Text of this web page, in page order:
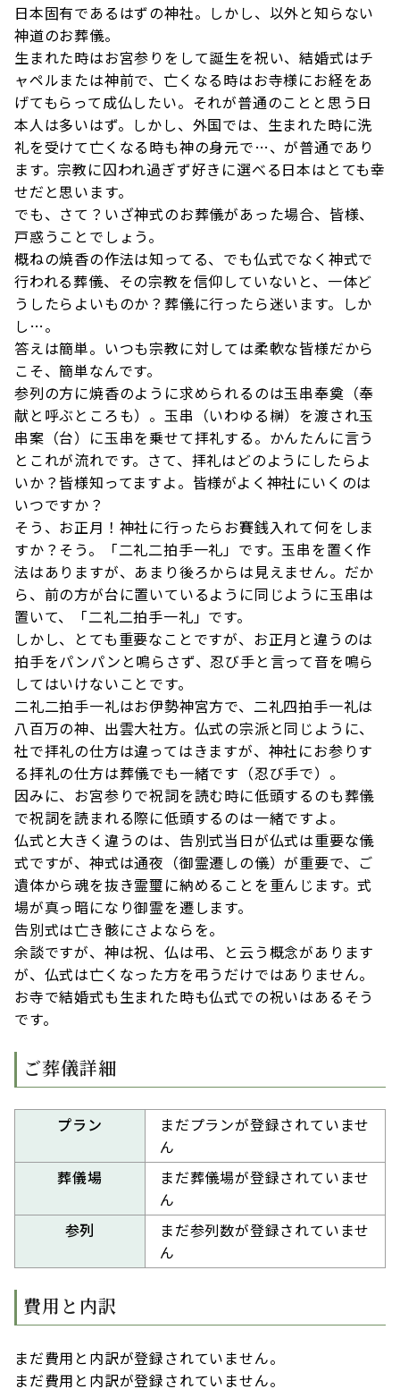
日本固有であるはずの神社。しかし、以外と知らない
神道のお葬儀。
生まれた時はお宮参りをして誕生を祝い、結婚式はチ
ャペルまたは神前で、亡くなる時はお寺様にお経をあ
げてもらって成仏したい。それが普通のことと思う日
本人は多いはず。しかし、外国では、生まれた時に洗
礼を受けて亡くなる時も神の身元で…、が普通であり
ます。宗教に囚われ過ぎず好きに選べる日本はとても幸
せだと思います。
でも、さて？いざ神式のお葬儀があった場合、皆様、
戸惑うことでしょう。
概ねの焼香の作法は知ってる、でも仏式でなく神式で
行われる葬儀、その宗教を信仰していないと、一体ど
うしたらよいものか？葬儀に行ったら迷います。しか
し…。
答えは簡単。いつも宗教に対しては柔軟な皆様だから
こそ、簡単なんです。
参列の方に焼香のように求められるのは玉串奉奠（奉
献と呼ぶところも）。玉串（いわゆる榊）を渡され玉
串案（台）に玉串を乗せて拝礼する。かんたんに言う
とこれが流れです。さて、拝礼はどのようにしたらよ
いか？皆様知ってますよ。皆様がよく神社にいくのは
いつですか？
そう、お正月！神社に行ったらお賽銭入れて何をしま
すか？そう。「二礼二拍手一礼」です。玉串を置く作
法はありますが、あまり後ろからは見えません。だか
ら、前の方が台に置いているように同じように玉串は
置いて、「二礼二拍手一礼」です。
しかし、とても重要なことですが、お正月と違うのは
拍手をパンパンと鳴らさず、忍び手と言って音を鳴ら
してはいけないことです。
二礼二拍手一礼はお伊勢神宮方で、二礼四拍手一礼は
八百万の神、出雲大社方。仏式の宗派と同じように、
社で拝礼の仕方は違ってはきますが、神社にお参りす
る拝礼の仕方は葬儀でも一緒です（忍び手で）。
因みに、お宮参りで祝詞を読む時に低頭するのも葬儀
で祝詞を読まれる際に低頭するのは一緒ですよ。
仏式と大きく違うのは、告別式当日が仏式は重要な儀
式ですが、神式は通夜（御霊遷しの儀）が重要で、ご
遺体から魂を抜き霊璽に納めることを重んじます。式
場が真っ暗になり御霊を遷します。
告別式は亡き骸にさよならを。
余談ですが、神は祝、仏は弔、と云う概念があります
が、仏式は亡くなった方を弔うだけではありません。
お寺で結婚式も生まれた時も仏式での祝いはあるそう
です。
ご葬儀詳細
プラン
まだプランが登録されていませ
ん
葬儀場
まだ葬儀場が登録されていませ
ん
参列
まだ参列数が登録されていませ
ん
費用と内訳
まだ費用と内訳が登録されていません。
まだ費用と内訳が登録されていません。